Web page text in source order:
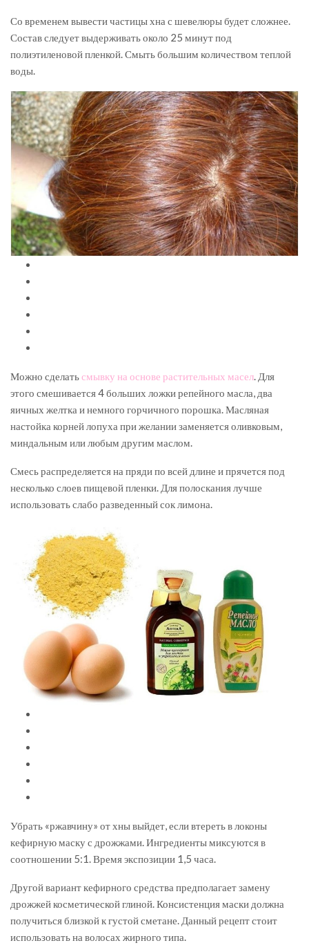
Со временем вывести частицы хна с шевелюры будет сложнее.
Состав следует выдерживать около 25 минут под
полиэтиленовой пленкой. Смыть большим количеством теплой
воды.
Можно сделатьсмывку на основе растительных масел. Для
этого смешивается 4 больших ложки репейного масла, два
яичных желтка и немного горчичного порошка. Масляная
настойка корней лопуха при желании заменяется оливковым,
миндальным или любым другим маслом.
Смесь распределяется на пряди по всей длине и прячется под
несколько слоев пищевой пленки. Для полоскания лучше
использовать слабо разведенный сок лимона.
Убрать «ржавчину» от хны выйдет, если втереть в локоны
кефирную маску с дрожжами. Ингредиенты миксуются в
соотношении 5:1. Время экспозиции 1,5 часа.
Другой вариант кефирного средства предполагает замену
дрожжей косметической глиной. Консистенция маски должна
получиться близкой к густой сметане. Данный рецепт стоит
использовать на волосах жирного типа.